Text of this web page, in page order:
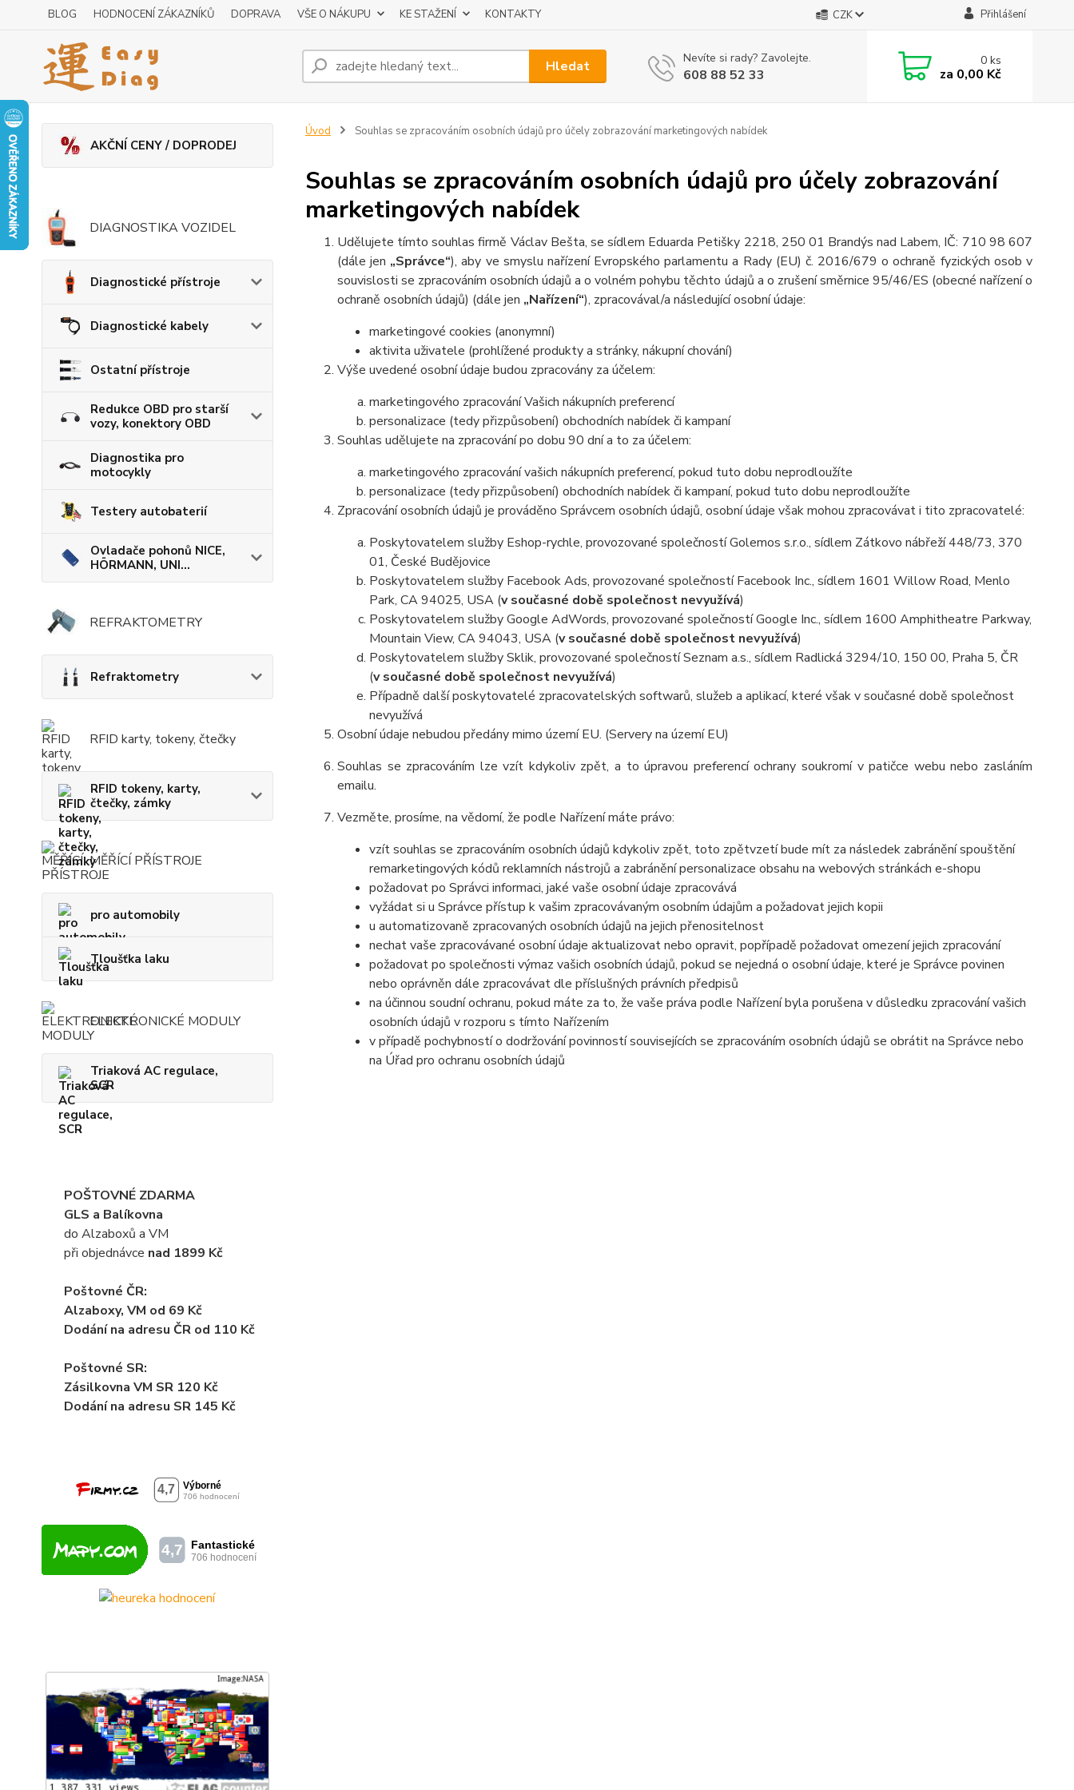
BLOG HODNOCENÍ ZÁKAZNÍKŮ DOPRAVA VŠE O NÁKUPU KE STAŽENÍ KONTAKTY CZK Přihlášení
Hledat Nevíte si rady? Zavolejte.
608 88 52 33
0ks
za 0,00 Kč
AKČNÍ CENY / DOPRODEJ
DIAGNOSTIKA VOZIDEL
Diagnostické přístroje
Diagnostické kabely
Ostatní přístroje
Redukce OBD pro starší
vozy, konektory OBD
Diagnostika pro
motocykly
Testery autobaterií
Ovladače pohonů NICE,
HÖRMANN, UNI...
REFRAKTOMETRY
Refraktometry
RFID karty, tokeny, čtečky
RFID tokeny, karty,
čtečky, zámky
MĚŘÍCÍ PŘÍSTROJE
pro automobily
Tloušťka laku
ELEKTRONICKÉ MODULY
Triaková AC regulace,
SCR
POŠTOVNÉ ZDARMA
GLS a Balíkovna
do Alzaboxů a VM
při objednávce nad 1899 Kč
Poštovné ČR:
Alzaboxy, VM od 69 Kč
Dodání na adresu ČR od 110 Kč
Poštovné SR:
Zásilkovna VM SR 120 Kč
Dodánína adresu SR 145 Kč
Úvod Souhlas se zpracováním osobních údajů pro účely zobrazování marketingových nabídek
Souhlas se zpracováním osobních údajů pro účely zobrazování
marketingových nabídek
Udělujete tímto souhlas firmě Václav Bešta, se sídlem Eduarda Petišky 2218, 250 01 Brandýs nad Labem, IČ: 710 98 607
(dále jen „Správce“), aby ve smyslu nařízení Evropského parlamentu a Rady (EU) č. 2016/679 o ochraně fyzických osob v
souvislosti se zpracováním osobních údajů a o volném pohybu těchto údajů a o zrušení směrnice 95/46/ES (obecné nařízení o
ochraně osobních údajů) (dále jen „Nařízení“), zpracovával/a následující osobní údaje:
marketingové cookies (anonymní)
aktivita uživatele (prohlížené produkty a stránky, nákupní chování)
Výše uvedené osobní údaje budou zpracovány za účelem:
marketingového zpracování Vašich nákupních preferencí
personalizace (tedy přizpůsobení) obchodních nabídek či kampaní
Souhlas udělujete na zpracování po dobu 90 dní a to za účelem:
marketingového zpracování vašich nákupních preferencí, pokud tuto dobu neprodloužíte
personalizace (tedy přizpůsobení) obchodních nabídek či kampaní, pokud tuto dobu neprodloužíte
Zpracování osobních údajů je prováděno Správcem osobních údajů, osobní údaje však mohou zpracovávat i tito zpracovatelé:
Poskytovatelem služby Eshop-rychle, provozované společností Golemos s.r.o., sídlem Zátkovo nábřeží 448/73, 370
01, České Budějovice
Poskytovatelem služby Facebook Ads, provozované společností Facebook Inc., sídlem 1601 Willow Road, Menlo
Park, CA 94025, USA (v současné době společnost nevyužívá)
Poskytovatelem služby Google AdWords, provozované společností Google Inc., sídlem 1600 Amphitheatre Parkway,
Mountain View, CA 94043, USA (v současné době společnost nevyužívá)
Poskytovatelem služby Sklik, provozované společností Seznam a.s., sídlem Radlická 3294/10, 150 00, Praha 5, ČR
(v současné době společnost nevyužívá)
Případně další poskytovatelé zpracovatelských softwarů, služeb a aplikací, které však v současné době společnost
nevyužívá
Osobní údaje nebudou předány mimo území EU. (Servery na území EU)
Souhlas se zpracováním lze vzít kdykoliv zpět, a to úpravou preferencí ochrany soukromí v patičce webu nebo zasláním
emailu.
Vezměte, prosíme, na vědomí, že podle Nařízení máte právo:
vzít souhlas se zpracováním osobních údajů kdykoliv zpět, toto zpětvzetí bude mít za následek zabránění spouštění
remarketingových kódů reklamních nástrojů a zabránění personalizace obsahu na webových stránkách e-shopu
požadovat po Správci informaci, jaké vaše osobní údaje zpracovává
vyžádat si u Správce přístup k vašim zpracovávaným osobním údajům a požadovat jejich kopii
u automatizovaně zpracovaných osobních údajů na jejich přenositelnost
nechat vaše zpracovávané osobní údaje aktualizovat nebo opravit, popřípadě požadovat omezení jejich zpracování
požadovat po společnosti výmaz vašich osobních údajů, pokud se nejedná o osobní údaje, které je Správce povinen
nebo oprávněn dále zpracovávat dle příslušných právních předpisů
na účinnou soudní ochranu, pokud máte za to, že vaše práva podle Nařízení byla porušena v důsledku zpracování vašich
osobních údajů v rozporu s tímto Nařízením
v případě pochybností o dodržování povinností souvisejících se zpracováním osobních údajů se obrátit na Správce nebo
na Úřad pro ochranu osobních údajů